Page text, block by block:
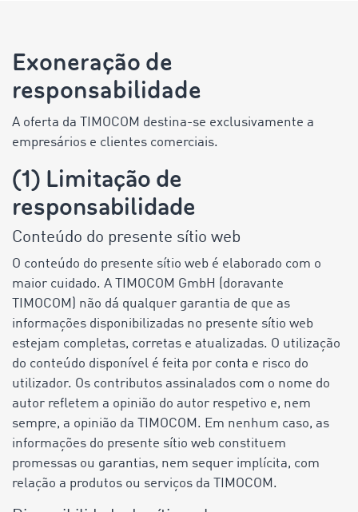
Exoneração de
responsabilidade
A oferta da TIMOCOM destina-se exclusivamente a
empresários e clientes comerciais.
(1) Limitação de
responsabilidade
Conteúdo do presente sítio web
O conteúdo do presente sítio web é elaborado com o
maior cuidado. A TIMOCOM GmbH (doravante
TIMOCOM) não dá qualquer garantia de que as
informações disponibilizadas no presente sítio web
estejam completas, corretas e atualizadas. O utilização
do conteúdo disponível é feita por conta e risco do
utilizador. Os contributos assinalados com o nome do
autor refletem a opinião do autor respetivo e, nem
sempre, a opinião da TIMOCOM. Em nenhum caso, as
informações do presente sítio web constituem
promessas ou garantias, nem sequer implícita, com
relação a produtos ou serviços da TIMOCOM.